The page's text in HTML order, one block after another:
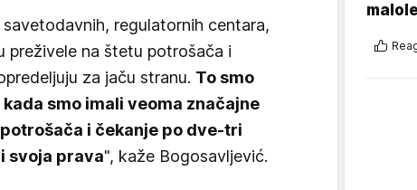
regulatornih centara,
preživele na štetu potrošača i
za jaču stranu. To smo
smo imali veoma značajne
i čekanje po dve-tri
svoja prava", kaže Bogosavljević.